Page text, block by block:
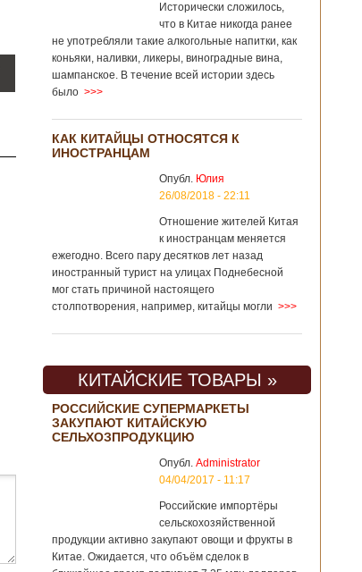
Исторически сложилось,
что в Китае никогда ранее
не употребляли такие алкогольные напитки, как
коньяки, наливки, ликеры, виноградные вина,
шампанское. В течение всей истории здесь
было >>>
КАК КИТАЙЦЫ ОТНОСЯТСЯ К
ИНОСТРАНЦАМ
Опубл. Юлия
26/08/2018 - 22:11
Отношение жителей Китая
к иностранцам меняется
ежегодно. Всего пару десятков лет назад
иностранный турист на улицах Поднебесной
мог стать причиной настоящего
столпотворения, например, китайцы могли >>>
КИТАЙСКИЕ ТОВАРЫ »
РОССИЙСКИЕ СУПЕРМАРКЕТЫ
ЗАКУПАЮТ КИТАЙСКУЮ
СЕЛЬХОЗПРОДУКЦИЮ
Опубл. Administrator
04/04/2017 - 11:17
Российские импортёры
сельскохозяйственной
продукции активно закупают овощи и фрукты в
Китае. Ожидается, что объём сделок в